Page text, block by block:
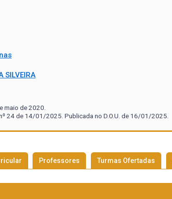
SILVEIRA
maio de 2020.
24 de 14/01/2025. Publicada no D.O.U. de 16/01/2025.
Professores Turmas Ofertadas